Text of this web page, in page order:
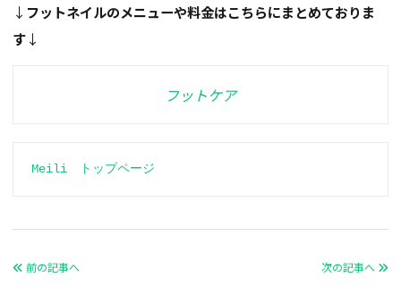
↓ フットネイルのメニューや料金はこちらにまとめておりま
す↓
フットケア
Meili　トップページ
前の記事へ 次の記事へ